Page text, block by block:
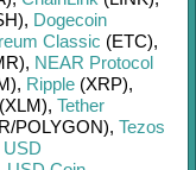
, Dogecoin
Classic (ETC),
, NEAR Protocol
, Ripple (XRP),
(XLM), Tether
POLYGON), Tezos
USD